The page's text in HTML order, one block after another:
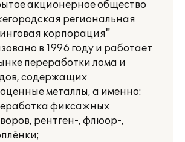
акционерное общество
региональная
корпорация"
в 1996 году и работает
переработки лома и
содержащих
металлы, а именно:
фиксажных
рентген-, флюор-,